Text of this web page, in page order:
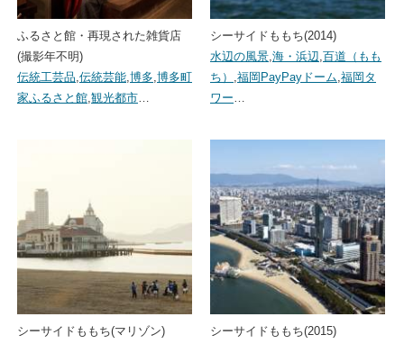
ふるさと館・再現された雑貨店
(撮影年不明)
伝統工芸品,伝統芸能,博多,博多町
家ふるさと館,観光都市…
シーサイドももち(2014)
水辺の風景,海・浜辺,百道（もも
ち） ,福岡PayPayドーム,福岡タ
ワー…
シーサイドももち(マリゾン)
シーサイドももち(2015)